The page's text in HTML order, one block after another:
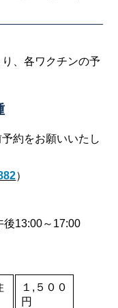
、各ワクチンの予
約をお願いいたし
）
後13:00～17:00
１,５００
円